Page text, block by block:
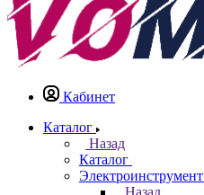
Кабинет
Каталог
Назад
Каталог
Электроинструмент
Назад